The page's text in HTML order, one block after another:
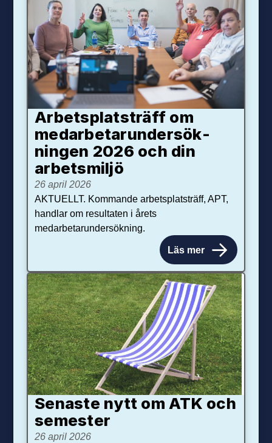
Arbetsplats­träff om
med­arbetar­under­sök­
ningen 2026 och din
arbets­miljö
26 april 2026
AKTUELLT. Kommande arbetsplatsträff, APT,
handlar om resultaten i årets
medarbetarundersökning.
Läs mer
Senaste nytt om ATK och
se­mester
26 april 2026